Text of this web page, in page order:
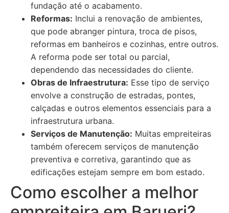
fundação até o acabamento.
Reformas: Inclui a renovação de ambientes,
que pode abranger pintura, troca de pisos,
reformas em banheiros e cozinhas, entre outros.
A reforma pode ser total ou parcial,
dependendo das necessidades do cliente.
Obras de Infraestrutura: Esse tipo de serviço
envolve a construção de estradas, pontes,
calçadas e outros elementos essenciais para a
infraestrutura urbana.
Serviços de Manutenção: Muitas empreiteiras
também oferecem serviços de manutenção
preventiva e corretiva, garantindo que as
edificações estejam sempre em bom estado.
Como escolher a melhor